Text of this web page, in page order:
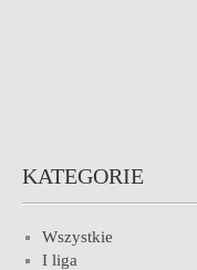
KATEGORIE
Wszystkie
I liga